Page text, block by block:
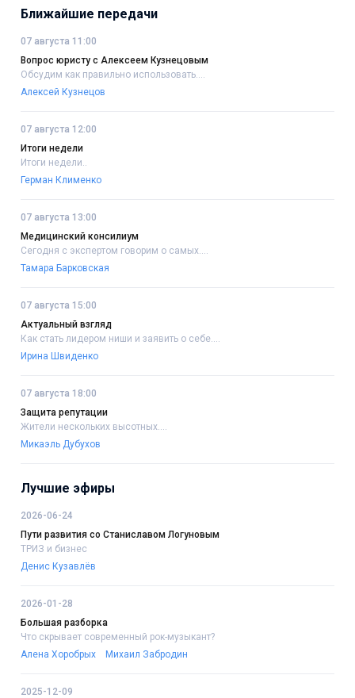
Ближайшие передачи
07 августа 11:00
Вопрос юристу с Алексеем Кузнецовым
Обсудим как правильно использовать....
Алексей Кузнецов
07 августа 12:00
Итоги недели
Итоги недели..
Герман Клименко
07 августа 13:00
Медицинский консилиум
Сегодня с экспертом говорим о самых....
Тамара Барковская
07 августа 15:00
Актуальный взгляд
Как стать лидером ниши и заявить о себе....
Ирина Швиденко
07 августа 18:00
Защита репутации
Жители нескольких высотных....
Микаэль Дубухов
Лучшие эфиры
2026-06-24
Пути развития со Станиславом Логуновым
ТРИЗ и бизнес
Денис Кузавлёв
2026-01-28
Большая разборка
Что скрывает современный рок-музыкант?
Алена Хоробрых
Михаил Забродин
2025-12-09